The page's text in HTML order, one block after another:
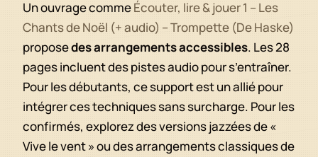
Un ouvrage commeÉcouter, lire & jouer 1 – Les
Chants de Noël (+ audio) – Trompette (De Haske)
proposedes arrangements accessibles. Les 28
pages incluent des pistes audio pour s’entraîner.
Pour les débutants, ce support est un allié pour
intégrer ces techniques sans surcharge. Pour les
confirmés, explorez des versions jazzées de «
Vive le vent » ou des arrangements classiques de